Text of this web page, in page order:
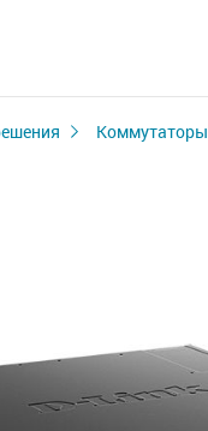
Коммутаторы